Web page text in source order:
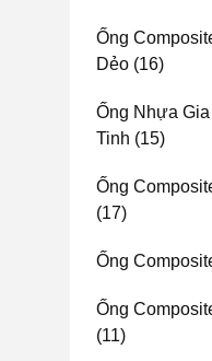
Ống
Dẻo (16)
Ống Nhựa
Tinh (15)
Ống
(17)
Ống
Ống
(11)